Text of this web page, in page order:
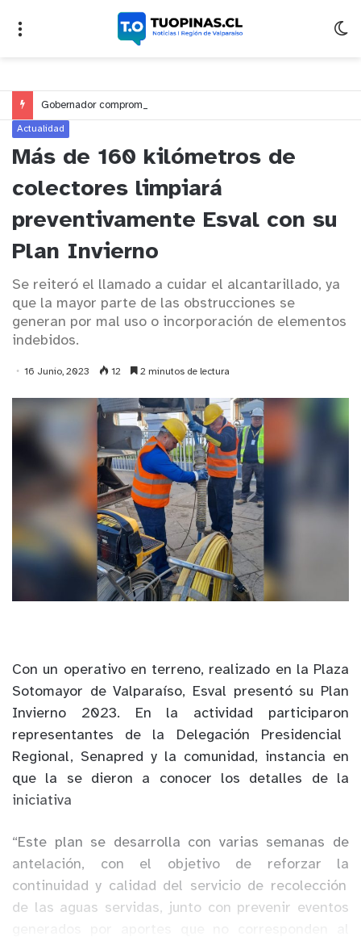
Actualidad
Más de 160 kilómetros de
colectores limpiará
preventivamente Esval con su
Plan Invierno
Se reiteró el llamado a cuidar el alcantarillado, ya
que la mayor parte de las obstrucciones se
generan por mal uso o incorporación de elementos
indebidos.
16 Junio, 2023 12 2 minutos de lectura
Con un operativo en terreno, realizado en la Plaza
Sotomayor de Valparaíso, Esval presentó su Plan
Invierno 2023. En la actividad
participaron
representantes de la Delegación Presidencial
Regional, Senapred y la comunidad, instancia en
que
la se dieron a conocer los detalles de la
iniciativa
“Este plan se desarrolla con varias semanas de
antelación, con el objetivo de reforzar la
continuidad y calidad del servicio de recolección
de las aguas servidas, junto con prevenir eventos